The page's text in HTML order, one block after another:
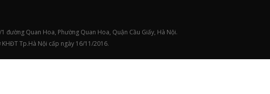
đường Quan Hoa, Phường Quan Hoa, Quận Cầu Giấy, Hà Nội.
Tp.Hà Nội cấp ngày 16/11/2016.